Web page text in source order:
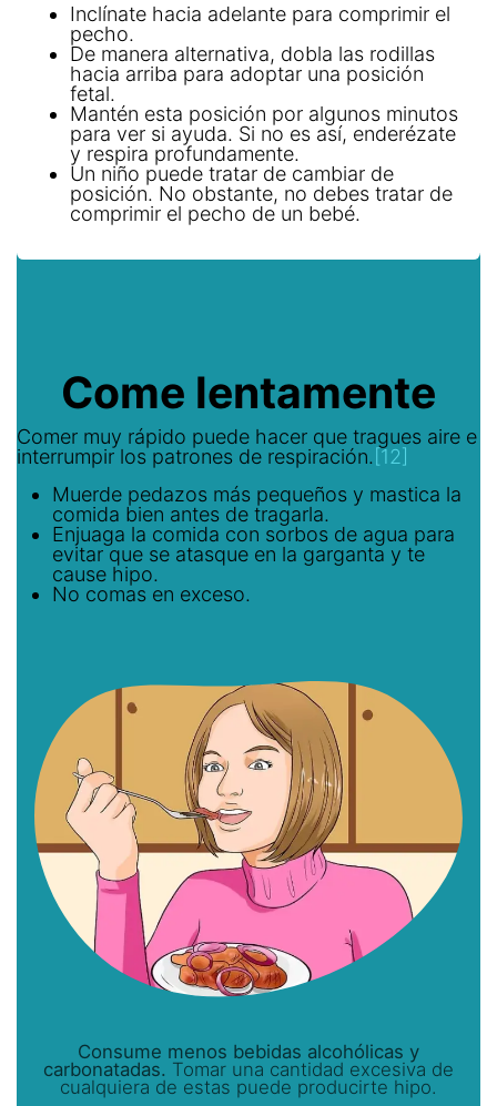
Inclínate hacia adelante para comprimir el
pecho.
De manera alternativa, dobla las rodillas
hacia arriba para adoptar una posición
fetal.
Mantén esta posición por algunos minutos
para ver si ayuda. Si no es así, enderézate
y respira profundamente.
Un niño puede tratar de cambiar de
posición. No obstante, no debes tratar de
comprimir el pecho de un bebé.
Come lentamente
Comer muy rápido puede hacer que tragues aire e
interrumpir los patrones de respiración. [12]
Muerde pedazos más pequeños y mastica la
comida bien antes de tragarla.
Enjuaga la comida con sorbos de agua para
evitar que se atasque en la garganta y te
cause hipo.
No comas en exceso.
Consume menos bebidas alcohólicas y
carbonatadas. Tomar una cantidad excesiva de
cualquiera de estas puede producirte hipo.